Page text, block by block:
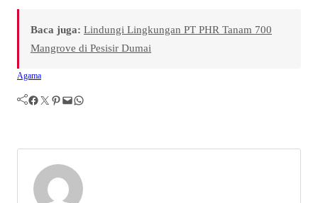
Baca juga: Lindungi Lingkungan PT PHR Tanam 700
Mangrove di Pesisir Dumai
Agama
Facebook Twitter Pinterest Mail WhatsApp